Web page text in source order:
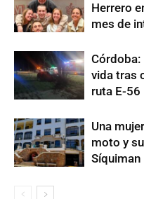
Herrero
mes de
Córdoba:
vida tras
ruta E-56
Una
moto y
Síquiman